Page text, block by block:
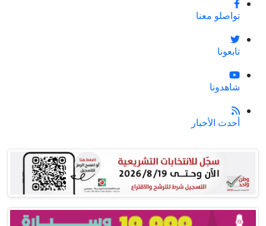
تواصلو معنا
تابعونا
شاهدونا
أحدث الأخبار